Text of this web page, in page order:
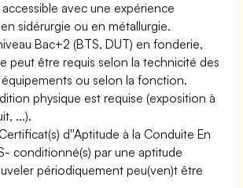
avec une expérience
sidérurgie ou en métallurgie.
Bac+2 (BTS, DUT) en fonderie,
peut être requis selon la technicité des
ou selon la fonction.
physique est requise (exposition à
...).
d''Aptitude à la Conduite En
conditionné(s) par une aptitude
périodiquement peu(ven)t être